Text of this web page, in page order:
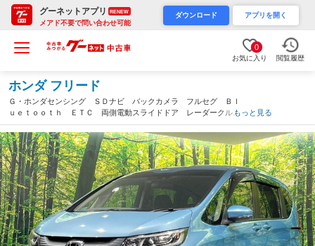
グーネットアプリ RENEW
メアド不要で問い合わせ可能
ダウンロード アプリを開く
0
お気に入り 閲覧履歴
ホンダ フリード
Ｇ・ホンダセンシング ＳＤナビ バックカメラ フルセグ Ｂｌ
ｕｅｔｏｏｔｈ ＥＴＣ 両側電動スライドドア レーダークルー
ズ 禁煙車 ７人乗り ＬＥＤヘッド 誤発進抑制機能 車線維持
支援システム オートライト（愛知県）
もっと見る